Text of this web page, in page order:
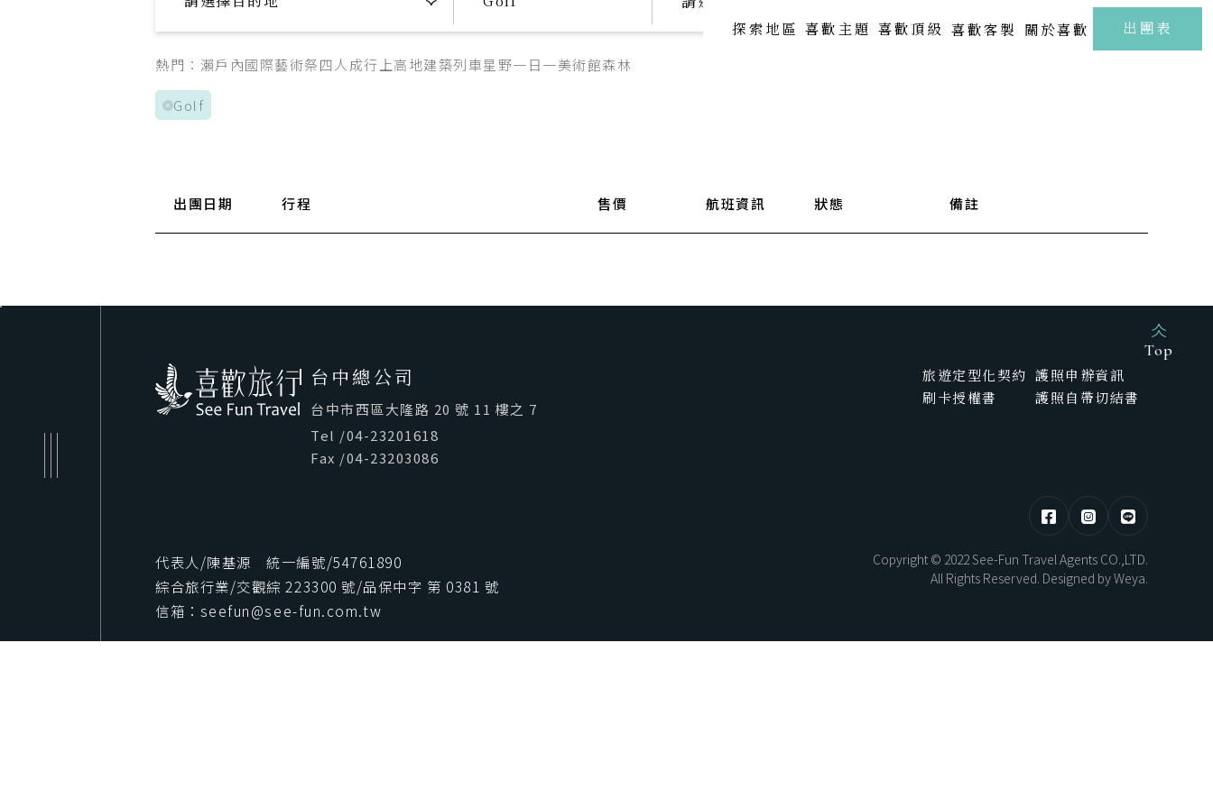
探索地區
喜歡日本
中部 | 北陸・新潟・長野
東部 | 花蓮 · 台東
喜歡主題
喜歡主題
新春海街漫旅．古都鎌倉江之浦5日
SAGA
熊本煥活．漫步佐賀之旅5日
喜歡頂級
喜歡頂級
樂聲飛揚駿河灣．靜岡溫泉雅宿6日
HOKKAIDO
北海道望樓連泊．湖光共生自然極境5
喜歡客製 關於喜歡 出團表
熱門： 瀨戶內國際藝術祭四人成行 上高地建築列車星野一日一美術館森林
Golf
出團日期 行程 售價 航班資訊 狀態 備註
台中總公司
台中市西區大隆路 20 號 11 樓之 7
Tel /04-23201618
Fax /04-23203086
旅遊定型化契約 護照申辦資訊
刷卡授權書
護照自帶切結書
代表人/陳基源 統一編號/54761890
綜合旅行業/交觀綜 223300 號/品保中字 第 0381 號
信箱：seefun@see-fun.com.tw
Copyright © 2022 See-Fun Travel Agents CO.,LTD.
All Rights Reserved. Designed byWeya.
Top